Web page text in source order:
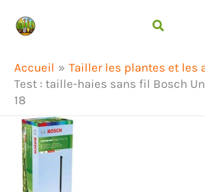
Accueil
Tailler les plantes et les
Test : taille-haies sans fil Bosch
18